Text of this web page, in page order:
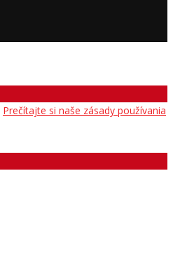
Prečítajte si naše zásady používania